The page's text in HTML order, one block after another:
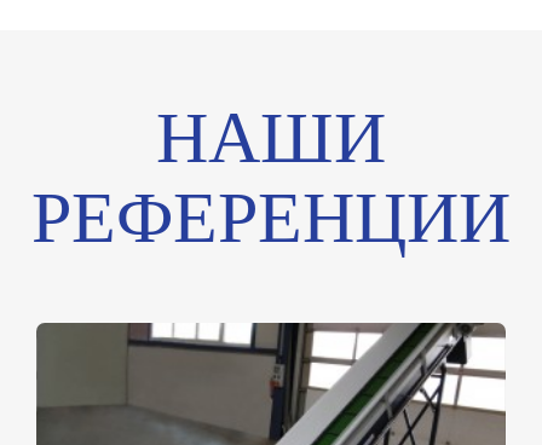
НАШИ
РЕФЕРЕНЦИИ